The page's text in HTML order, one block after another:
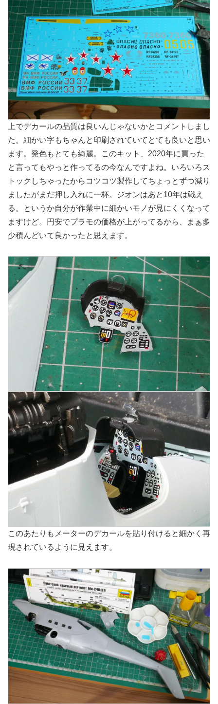
上でデカールの品質は良いんじゃないかとコメントしまし
た。細かい字もちゃんと印刷されていてとても良いと思い
ます。発色もとても綺麗。このキット、2020年に買った
と言ってもやっと作ってるの今なんですよね。いろいろス
トックしちゃったからコツコツ製作してちょっとずつ減り
ましたがまだ押し入れに一杯。ジオンはあと10年は戦え
る。というか自分が作業中に細かいモノが見にくくなって
ますけど。円安でプラモの価格が上がってるから、まぁ多
少積んどいて良かったと思えます。
このあたりもメーターのデカールを貼り付けると細かく再
現されているように見えます。